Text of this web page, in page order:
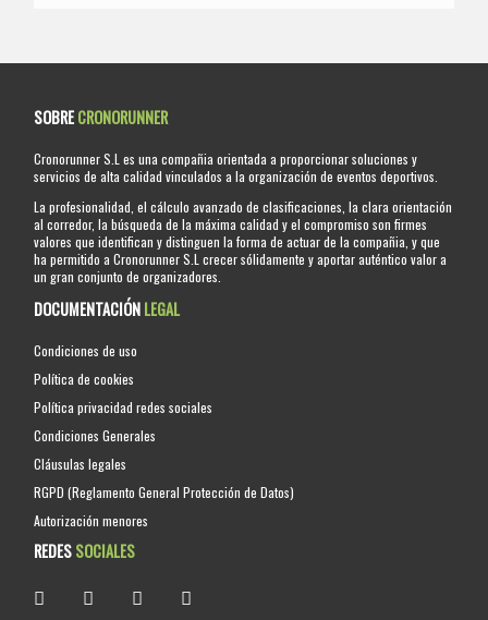
SOBRECRONORUNNER
Cronorunner S.L es una compañia orientada a proporcionar soluciones y
servicios de alta calidad vinculados a la organización de eventos deportivos.
La profesionalidad, el cálculo avanzado de clasificaciones, la clara orientación
al corredor, la búsqueda de la máxima calidad y el compromiso son firmes
valores que identifican y distinguen la forma de actuar de la compañia, y que
ha permitido a Cronorunner S.L crecer sólidamente y aportar auténtico valor a
un gran conjunto de organizadores.
DOCUMENTACIÓNLEGAL
Condiciones de uso
Política de cookies
Política privacidad redes sociales
Condiciones Generales
Cláusulas legales
RGPD (Reglamento General Protección de Datos)
Autorización menores
REDESSOCIALES